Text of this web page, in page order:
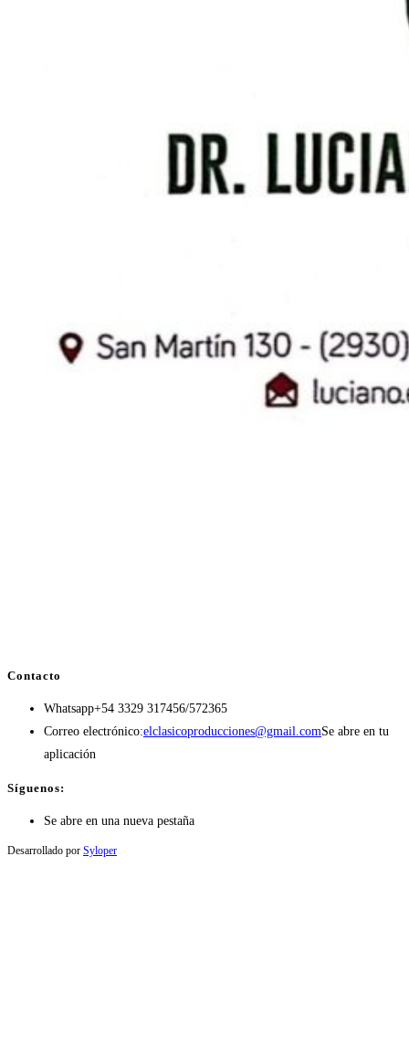
Contacto
Whatsapp+54 3329 317456/572365
Correo electrónico:elclasicoproducciones@gmail.comSe abre en tu
aplicación
Síguenos:
Se abre en una nueva pestaña
Desarrollado por Syloper